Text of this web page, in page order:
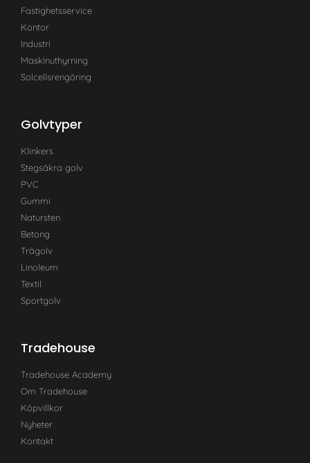
Fastighetsservice
Kontor
Industri
Maskinuthyrning
Solcellsrengöring
Golvtyper
Klinkers
Stegsäkra golv
PVC
Gummi
Natursten
Betong
Trägolv
Linoleum
Textil
Sportgolv
Tradehouse
Tradehouse Academy
Om Tradehouse
Köpvillkor
Nyheter
Kontakt